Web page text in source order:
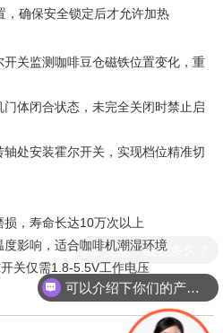
，确保安全锁定后才允许加热‌
开关监测咖啡豆仓磁铁位置变化，重
门体闭合状态，未完全关闭时禁止启
轴处安装霍尔开关，实现档位精准切
损，寿命长达10万次以上‌
度影响，适合咖啡机潮湿环境‌
开关仅需1.8-5.5V工作电压‌
可以介绍下你们的产品么？
交期一般在多久？